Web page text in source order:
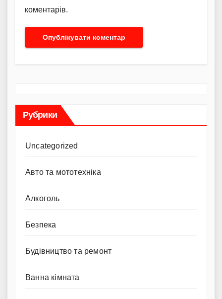
коментарів.
Рубрики
Uncategorized
Авто та мототехніка
Алкоголь
Безпека
Будівництво та ремонт
Ванна кімната